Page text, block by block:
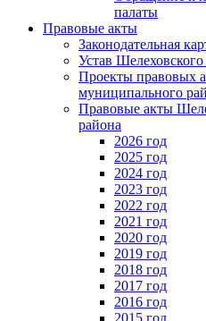
палаты
Правовые акты
Законодательная
Устав Шелеховского
Проекты правовых
муниципального
Правовые акты
района
2026 год
2025 год
2024 год
2023 год
2022 год
2021 год
2020 год
2019 год
2018 год
2017 год
2016 год
2015 год